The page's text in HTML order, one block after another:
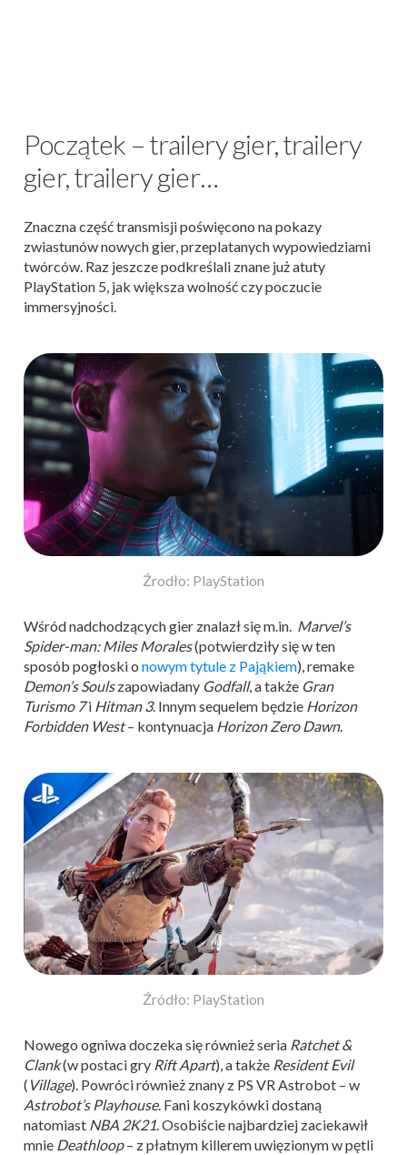
Początek – trailery gier, trailery
gier, trailery gier…
Znaczna część transmisji poświęcono na pokazy
zwiastunów nowych gier, przeplatanych wypowiedziami
twórców. Raz jeszcze podkreślali znane już atuty
PlayStation 5, jak większa wolność czy poczucie
immersyjności.
Źrodło: PlayStation
Wśród nadchodzących gier znalazł się m.in. Marvel’s
Spider-man: Miles Morales(potwierdziły się w ten
sposób pogłoski o nowym tytule z Pająkiem), remake
Demon’s Soulszapowiadany Godfall, a także Gran
Turismo 7i Hitman 3. Innym sequelem będzie Horizon
Forbidden West– kontynuacja Horizon Zero Dawn.
Źródło: PlayStation
Nowego ogniwa doczeka się również seria Ratchet &
Clank(w postaci gry Rift Apart), a także Resident Evil
( Village). Powróci również znany z PS VR Astrobot – w
Astrobot’s Playhouse. Fani koszykówki dostaną
natomiast NBA 2K21. Osobiście najbardziej zaciekawił
mnie Deathloop– z płatnym killerem uwięzionym w pętli